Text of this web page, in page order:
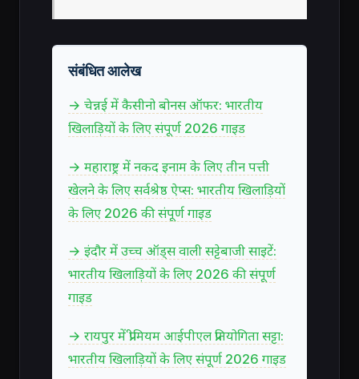
संबंधित आलेख
→ चेन्नई में कैसीनो बोनस ऑफर: भारतीय
खिलाड़ियों के लिए संपूर्ण 2026 गाइड
→ महाराष्ट्र में नकद इनाम के लिए तीन पत्ती
खेलने के लिए सर्वश्रेष्ठ ऐप्स: भारतीय खिलाड़ियों
के लिए 2026 की संपूर्ण गाइड
→ इंदौर में उच्च ऑड्स वाली सट्टेबाजी साइटें:
भारतीय खिलाड़ियों के लिए 2026 की संपूर्ण
गाइड
→ रायपुर में प्रीमियम आईपीएल प्रतियोगिता सट्टा:
भारतीय खिलाड़ियों के लिए संपूर्ण 2026 गाइड